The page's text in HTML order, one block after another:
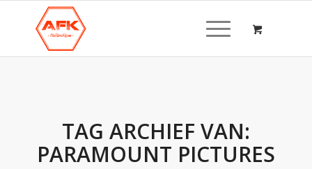
TAG ARCHIEF VAN:
PARAMOUNT PICTURES